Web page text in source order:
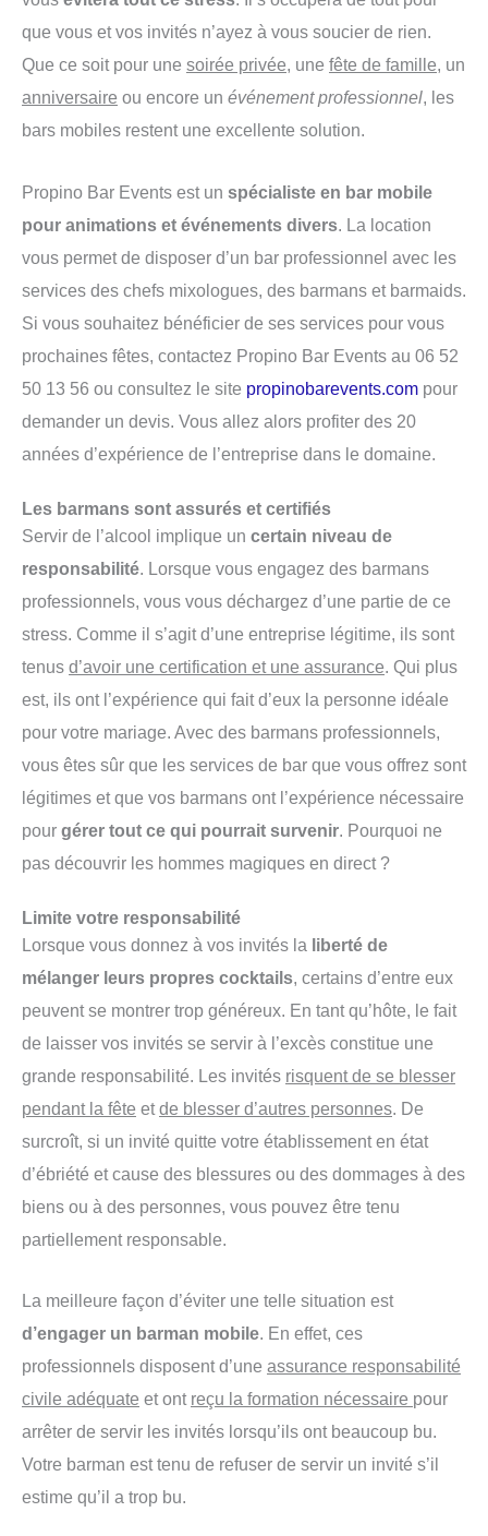
que vous et vos invités n’ayez à vous soucier de rien.
Que ce soit pour une soirée privée, une fête de famille, un
anniversaire ou encore un événement professionnel, les
bars mobiles restent une excellente solution.
Propino Bar Events est un spécialiste en bar mobile
pour animations et événements divers. La location
vous permet de disposer d’un bar professionnel avec les
services des chefs mixologues, des barmans et barmaids.
Si vous souhaitez bénéficier de ses services pour vous
prochaines fêtes, contactez Propino Bar Events au 06 52
50 13 56 ou consultez le site propinobarevents.com pour
demander un devis. Vous allez alors profiter des 20
années d’expérience de l’entreprise dans le domaine.
Les barmans sont assurés et certifiés
Servir de l’alcool implique un certain niveau de
responsabilité. Lorsque vous engagez des barmans
professionnels, vous vous déchargez d’une partie de ce
stress. Comme il s’agit d’une entreprise légitime, ils sont
tenus d’avoir une certification et une assurance. Qui plus
est, ils ont l’expérience qui fait d’eux la personne idéale
pour votre mariage. Avec des barmans professionnels,
vous êtes sûr que les services de bar que vous offrez sont
légitimes et que vos barmans ont l’expérience nécessaire
pour gérer tout ce qui pourrait survenir. Pourquoi ne
pas découvrir les hommes magiques en direct ?
Limite votre responsabilité
Lorsque vous donnez à vos invités la liberté de
mélanger leurs propres cocktails, certains d’entre eux
peuvent se montrer trop généreux. En tant qu’hôte, le fait
de laisser vos invités se servir à l’excès constitue une
grande responsabilité. Les invités risquent de se blesser
pendant la fête etde blesser d’autres personnes. De
surcroît, si un invité quitte votre établissement en état
d’ébriété et cause des blessures ou des dommages à des
biens ou à des personnes, vous pouvez être tenu
partiellement responsable.
La meilleure façon d’éviter une telle situation est
d’engager un barman mobile. En effet, ces
professionnels disposent d’une assurance responsabilité
civile adéquate et ont reçu la formation nécessaire pour
arrêter de servir les invités lorsqu’ils ont beaucoup bu.
Votre barman est tenu de refuser de servir un invité s’il
estime qu’il a trop bu.